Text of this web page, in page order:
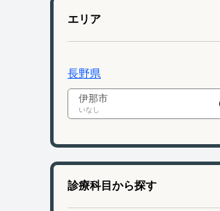
エリア
長野県
伊那市
いなし
診療科目から探す